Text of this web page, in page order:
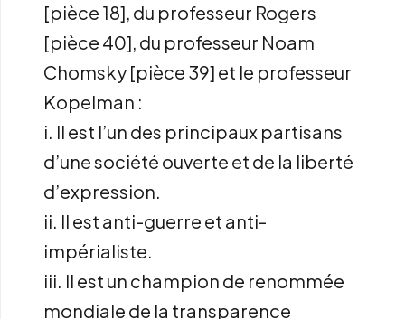
[pièce 18], du professeur Rogers
[pièce 40], du professeur Noam
Chomsky [pièce 39] et le professeur
Kopelman :
i. Il est l’un des principaux partisans
d’une société ouverte et de la liberté
d’expression.
ii. Il est anti-guerre et anti-
impérialiste.
iii. Il est un champion de renommée
mondiale de la transparence